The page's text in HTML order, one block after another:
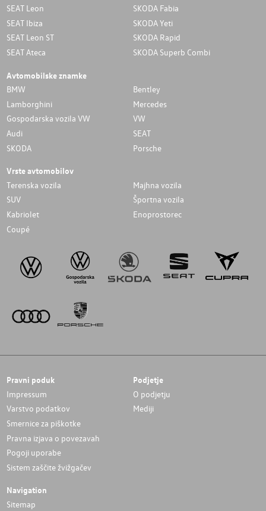
SEAT Leon
SEAT Ibiza
SEAT Leon ST
SEAT Ateca
SKODA Fabia
SKODA Yeti
SKODA Rapid
SKODA Superb Combi
Avtomobilske znamke
BMW
Bentley
Lamborghini
Mercedes
Gospodarska vozila VW
VW
Audi
SEAT
SKODA
Porsche
Vrste avtomobilov
Terenska vozila
Majhna vozila
SUV
Športna vozila
Kabriolet
Enoprostorec
Coupé
Pravni poduk
Impressum
Varstvo podatkov
Smernice za piškotke
Pravna izjava o povezavah
Pogoji uporabe
Sistem zaščite žvižgačev
Podjetje
O podjetju
Mediji
Navigation
Sitemap